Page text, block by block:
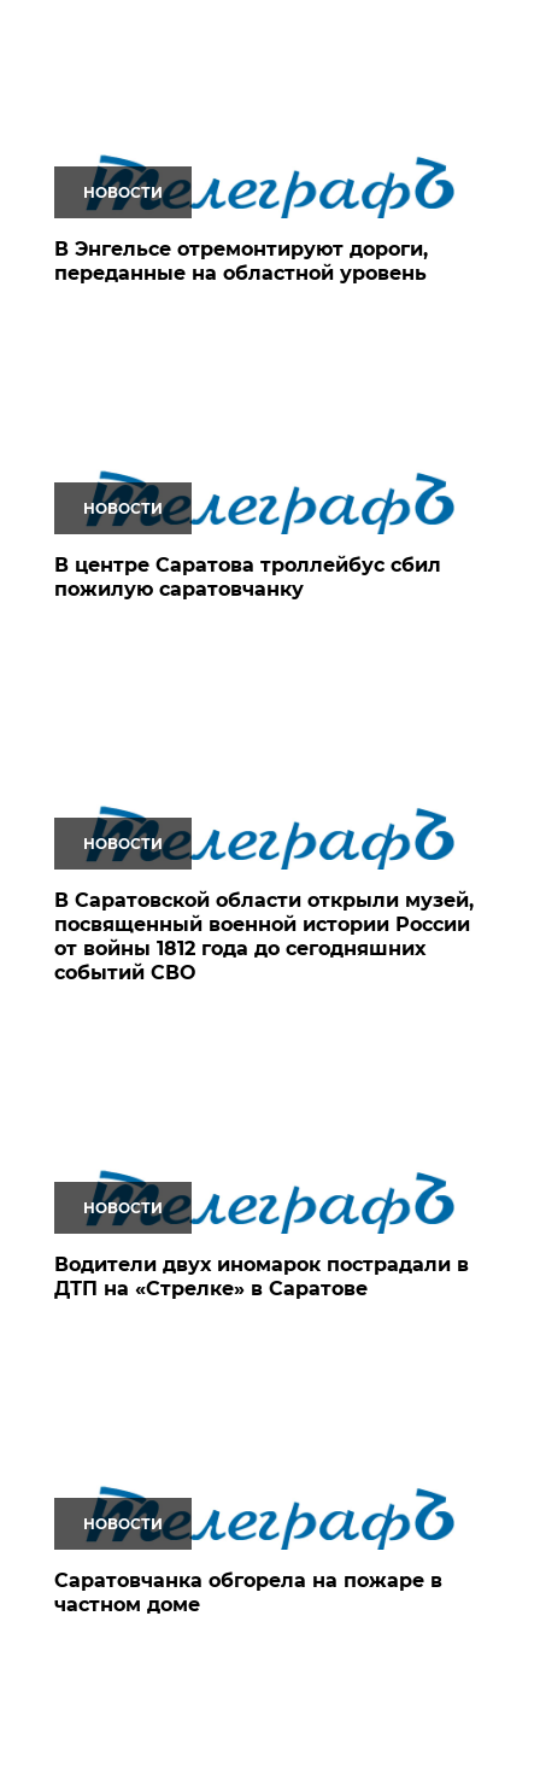
НОВОСТИ
В Энгельсе отремонтируют дороги,
переданные на областной уровень
НОВОСТИ
В центре Саратова троллейбус сбил
пожилую саратовчанку
НОВОСТИ
В Саратовской области открыли музей,
посвященный военной истории России
от войны 1812 года до сегодняшних
событий СВО
НОВОСТИ
Водители двух иномарок пострадали в
ДТП на «Стрелке» в Саратове
НОВОСТИ
Саратовчанка обгорела на пожаре в
частном доме